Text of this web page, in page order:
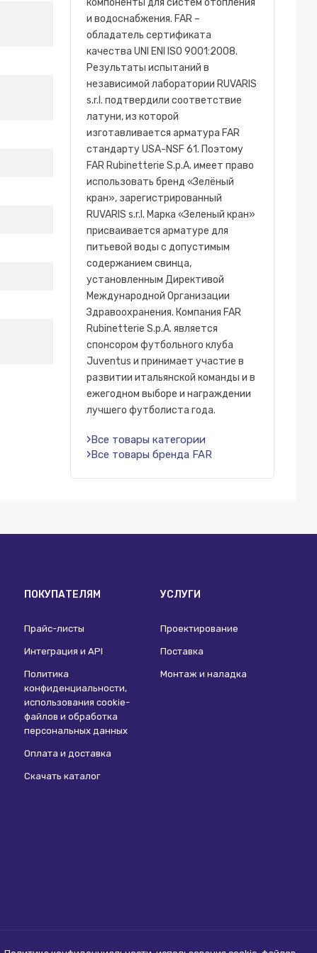
компоненты для систем отопления
и водоснабжения. FAR –
обладатель сертификата
качества UNI ENI ISO 9001:2008.
Результаты испытаний в
независимой лаборатории RUVARIS
s.r.l. подтвердили соответствие
латуни, из которой
изготавливается арматура FAR
стандарту USA-NSF 61. Поэтому
FAR Rubinetterie S.p.A. имеет право
использовать бренд «Зелёный
кран», зарегистрированный
RUVARIS s.r.l. Марка «Зеленый кран»
присваивается арматуре для
питьевой воды с допустимым
содержанием свинца,
установленным Директивой
Международной Организации
Здравоохранения. Компания FAR
Rubinetterie S.p.A. является
спонсором футбольного клуба
Juventus и принимает участие в
развитии итальянской команды и в
ежегодном выборе и награждении
лучшего футболиста года.
Все товары категории
Все товары бренда FAR
ПОКУПАТЕЛЯМ
Прайс-листы
Интеграция и API
Политика
конфиденциальности,
использования сookie-
файлов и обработка
персональных данных
Оплата и доставка
Скачать каталог
УСЛУГИ
Проектирование
Поставка
Монтаж и наладка